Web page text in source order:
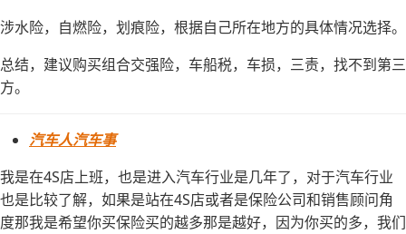
涉水险，自燃险，划痕险，根据自己所在地方的具体情况选择。
总结，建议购买组合交强险，车船税，车损，三责，找不到第三
方。
汽车人汽车事
我是在4S店上班，也是进入汽车行业是几年了，对于汽车行业
也是比较了解，如果是站在4S店或者是保险公司和销售顾问角
度那我是希望你买保险买的越多那是越好，因为你买的多，我们